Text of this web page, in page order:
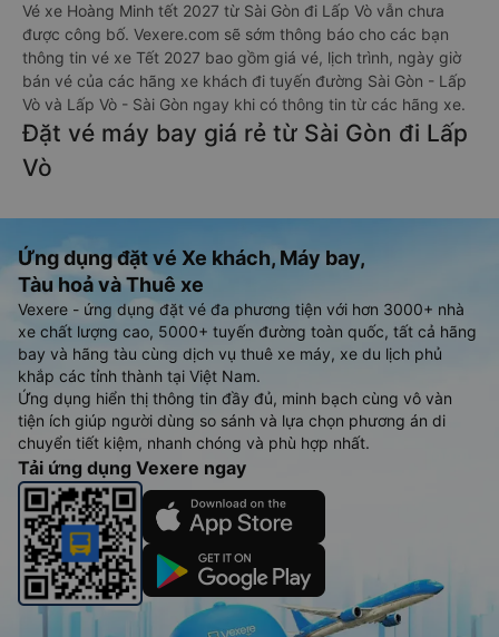
Vé xe Hoàng Minh tết 2027 từ Sài Gòn đi Lấp Vò vẫn chưa
được công bố. Vexere.com sẽ sớm thông báo cho các bạn
thông tin vé xe Tết 2027 bao gồm giá vé, lịch trình, ngày giờ
bán vé của các hãng xe khách đi tuyến đường Sài Gòn - Lấp
Vò và Lấp Vò - Sài Gòn ngay khi có thông tin từ các hãng xe.
Đặt vé máy bay giá rẻ từ Sài Gòn đi Lấp
Vò
Ứng dụng đặt vé Xe khách, Máy bay,
Tàu hoả và Thuê xe
Vexere - ứng dụng đặt vé đa phương tiện với hơn 3000+ nhà
xe chất lượng cao, 5000+ tuyến đường toàn quốc, tất cả hãng
bay và hãng tàu cùng dịch vụ thuê xe máy, xe du lịch phủ
khắp các tỉnh thành tại Việt Nam.
Ứng dụng hiển thị thông tin đầy đủ, minh bạch cùng vô vàn
tiện ích giúp người dùng so sánh và lựa chọn phương án di
chuyển tiết kiệm, nhanh chóng và phù hợp nhất.
Tải ứng dụng Vexere ngay